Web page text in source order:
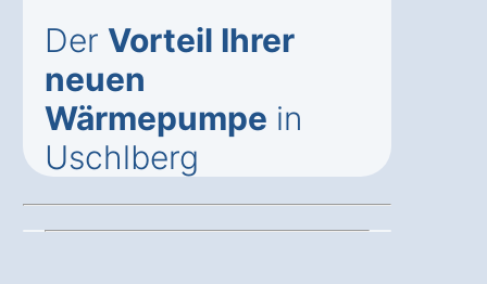
Der Vorteil Ihrer
neuen
Wärmepumpe in
Uschlberg